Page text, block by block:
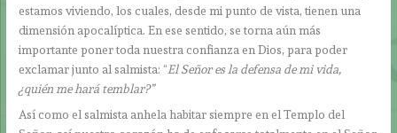
estamos viviendo, los cuales, desde mi punto de vista, tienen una
dimensión apocalíptica. En ese sentido, se torna aún más
importante poner toda nuestra confianza en Dios, para poder
exclamar junto al salmista: “El Señor es la defensa de mi vida,
¿quién me hará temblar?”
Así como el salmista anhela habitar siempre en el Templo del